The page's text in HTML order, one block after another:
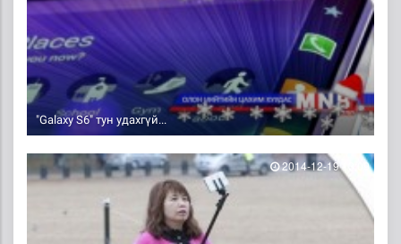
"Galaxy S6" тун удахгүй...
2014-12-19 13:09